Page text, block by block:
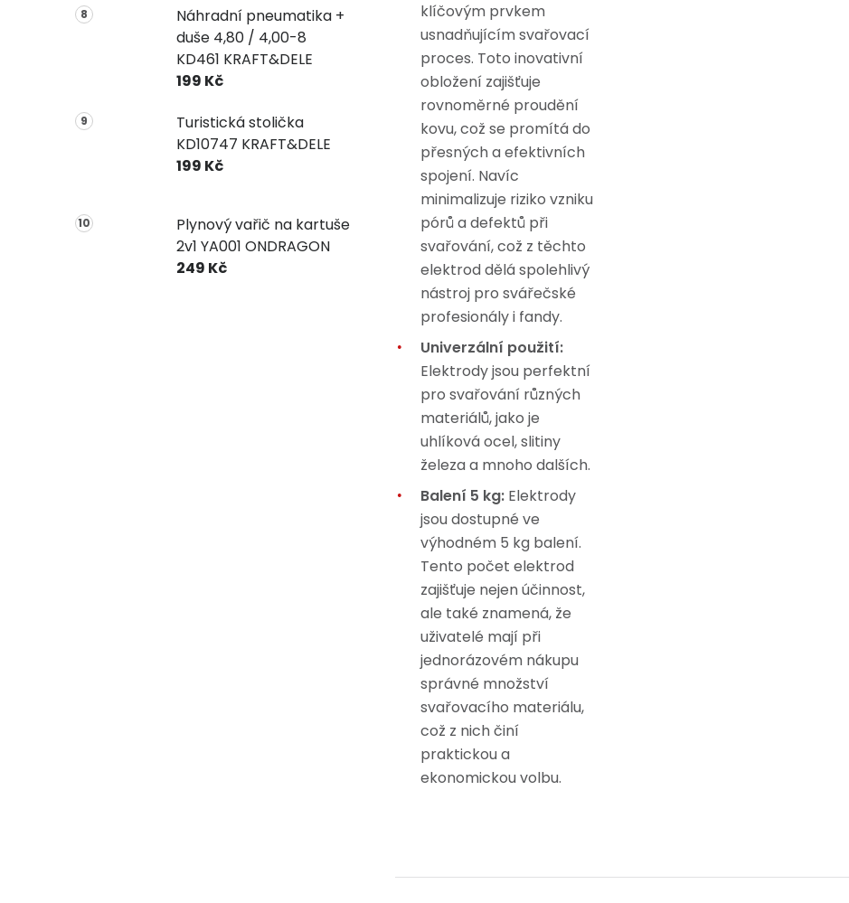
Náhradní pneumatika +
duše 4,80 / 4,00-8
KD461 KRAFT&DELE
199 Kč
Turistická stolička
KD10747 KRAFT&DELE
199 Kč
Plynový vařič na kartuše
2v1 YA001 ONDRAGON
249 Kč
klíčovým prvkem
usnadňujícím svařovací
proces. Toto inovativní
obložení zajišťuje
rovnoměrné proudění
kovu, což se promítá do
přesných a efektivních
spojení. Navíc
minimalizuje riziko vzniku
pórů a defektů při
svařování, což z těchto
elektrod dělá spolehlivý
nástroj pro svářečské
profesionály i fandy.
Univerzální použití:
Elektrody jsou perfektní
pro svařování různých
materiálů, jako je
uhlíková ocel, slitiny
železa a mnoho dalších.
Balení 5 kg: Elektrody
jsou dostupné ve
výhodném 5 kg balení.
Tento počet elektrod
zajišťuje nejen účinnost,
ale také znamená, že
uživatelé mají při
jednorázovém nákupu
správné množství
svařovacího materiálu,
což z nich činí
praktickou a
ekonomickou volbu.